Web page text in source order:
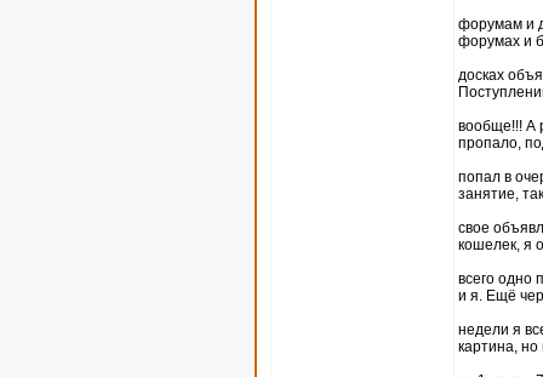
форумам и
форумах и
досках
вообще!!! А
пропало,
попал в
занятие,
свое
кошелек, я
всего одно
и я. Ещё
недели я
картина, но